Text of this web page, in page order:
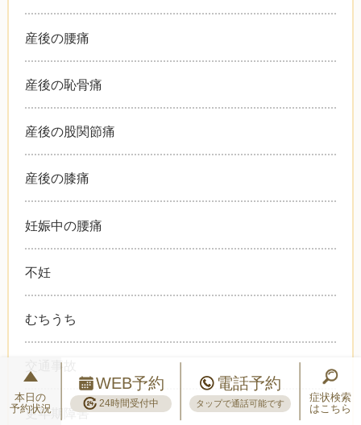
産後の腰痛
産後の恥骨痛
産後の股関節痛
産後の膝痛
妊娠中の腰痛
不妊
むちうち
交通事故
更年期障害
本日の
予約状況
WEB予約
24時間受付中
電話予約
タップで通話可能です
症状検索
はこちら